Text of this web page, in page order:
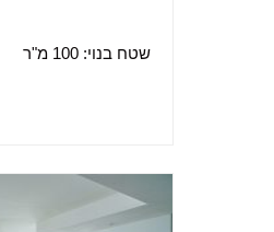
שטח בנוי: 100 מ"ר